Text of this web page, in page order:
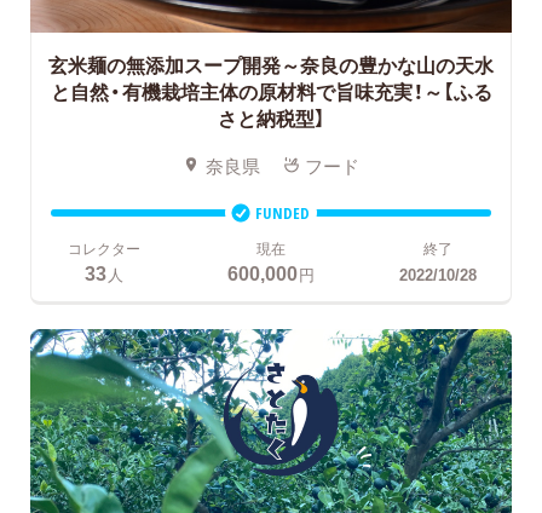
玄米麺の無添加スープ開発～奈良の豊かな山の天水
と自然・有機栽培主体の原材料で旨味充実！～ 【ふる
さと納税型】
奈良県 フード
FUNDED
コレクター
33人
現在
600,000円
終了
2022/10/28